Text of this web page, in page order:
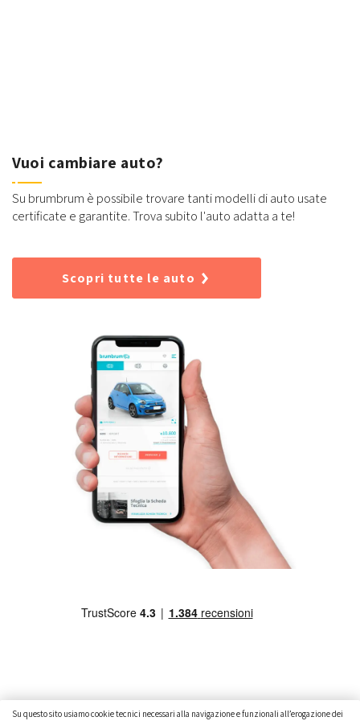
Su questo sito usiamo cookie tecnici necessari alla navigazione e funzionali all’erogazione dei
Vuoi cambiare auto?
Su brumbrum è possibile trovare tanti modelli di auto usate
certificate e garantite. Trova subito l'auto adatta a te!
Scopri tutte le auto